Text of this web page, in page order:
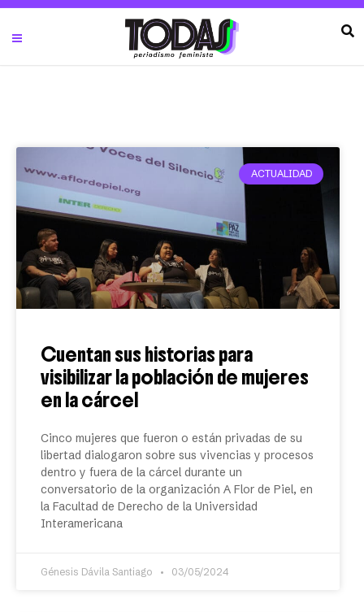
ACTUALIDAD
Cuentan sus historias para
visibilizar la población de mujeres
en la cárcel
Cinco mujeres que fueron o están privadas de su
libertad dialogaron sobre sus vivencias y procesos
dentro y fuera de la cárcel durante un
conversatorio de la organización A Flor de Piel, en
la Facultad de Derecho de la Universidad
Interamericana
Génesis Dávila Santiago 03/05/2024